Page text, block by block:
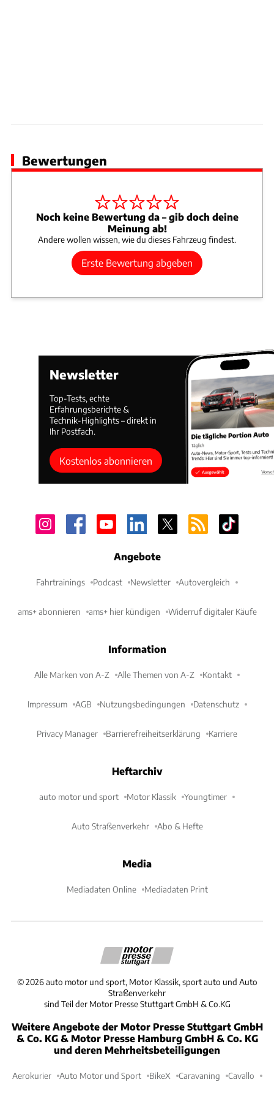
Bewertungen
Noch keine Bewertung da – gib doch deine
Meinung ab!
Andere wollen wissen, wie du dieses Fahrzeug findest.
Erste Bewertung abgeben
Newsletter
Top-Tests, echte
Erfahrungsberichte &
Technik-Highlights – direkt in
Ihr Postfach.
Kostenlos abonnieren
Angebote
Fahrtrainings Podcast Newsletter Autovergleich
ams+ abonnieren ams+ hier kündigen Widerruf digitaler Käufe
Information
Alle Marken von A-Z Alle Themen von A-Z Kontakt
Impressum AGB Nutzungsbedingungen Datenschutz
Privacy Manager Barrierefreiheitserklärung Karriere
Heftarchiv
auto motor und sport Motor Klassik Youngtimer
Auto Straßenverkehr Abo & Hefte
Media
Mediadaten Online Mediadaten Print
©2026 auto motor und sport, Motor Klassik, sport auto und Auto
Straßenverkehr
sind Teil der Motor Presse Stuttgart GmbH & Co.KG
Weitere Angebote der Motor Presse Stuttgart GmbH
& Co. KG & Motor Presse Hamburg GmbH & Co. KG
und deren Mehrheitsbeteiligungen
Aerokurier Auto Motor und Sport BikeX Caravaning Cavallo